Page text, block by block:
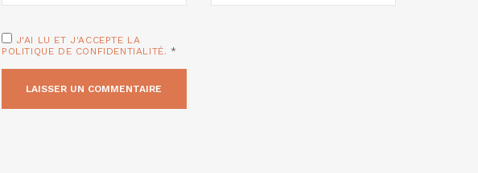
J'AI LU ET J'ACCEPTE LA
POLITIQUE DE CONFIDENTIALITÉ. *